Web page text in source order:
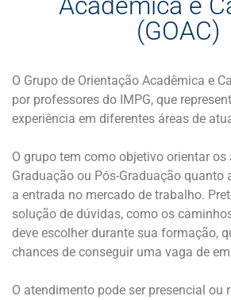
(GOAC)
O Grupo de Orientação Acadêmica e
por professores do IMPG, que
experiência em diferentes áreas de
O grupo tem como objetivo orientar os
Graduação ou Pós-Graduação quanto
a entrada no mercado de trabalho.
solução de dúvidas, como os
deve escolher durante sua formação,
chances de conseguir uma vaga de
O atendimento pode ser presencial ou